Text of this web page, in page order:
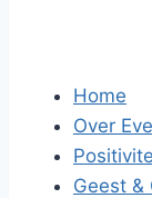
Home
Over
Geest &